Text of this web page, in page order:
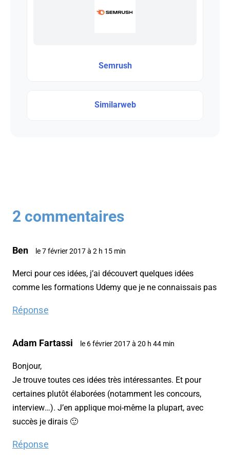
Semrush
Similarweb
2 commentaires
Ben le 7 février 2017 à 2 h 15 min
Merci pour ces idées, j’ai découvert quelques idées
comme les formations Udemy que je ne connaissais pas
Réponse
Adam Fartassi le 6 février 2017 à 20 h 44 min
Bonjour,
Je trouve toutes ces idées très intéressantes. Et pour
certaines plutôt élaborées (notamment les concours,
interview…). J’en applique moi-même la plupart, avec
succès je dirais 🙂
Réponse